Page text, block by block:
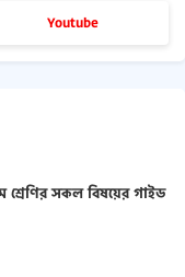
Youtube
সকল বিষয়ের গাইড